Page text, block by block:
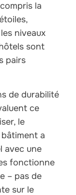
la
niveaux
sont
pairs
de durabilité
ce
le
bâtiment a
avec une
fonctionne
– pas de
sur le